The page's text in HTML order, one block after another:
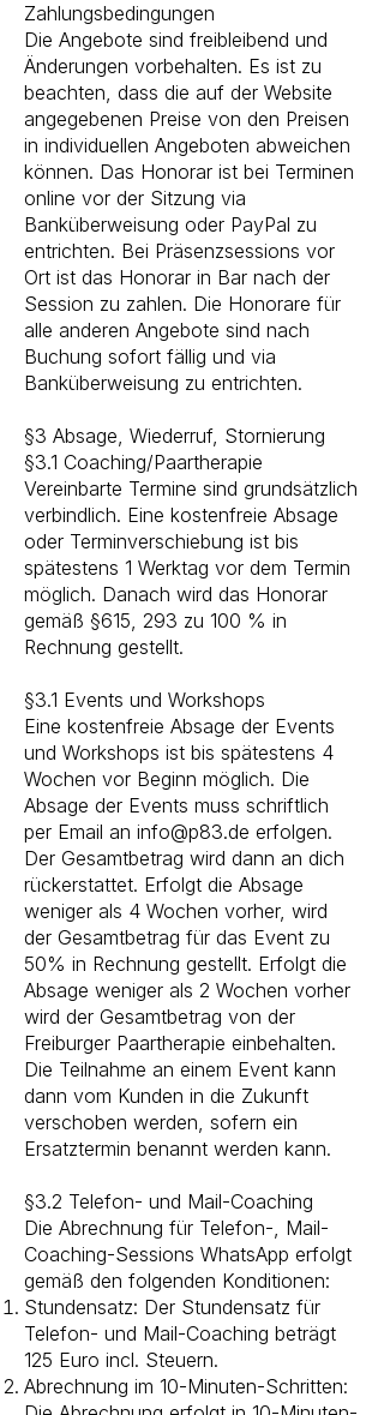
Zahlungsbedingungen​
Die Angebote sind freibleibend und
Änderungen vorbehalten. Es ist zu
beachten, dass die auf der Website
angegebenen Preise von den Preisen
in individuellen Angeboten abweichen
können. Das Honorar ist bei Terminen
online vor der Sitzung via
Banküberweisung oder PayPal zu
entrichten. Bei Präsenzsessions vor
Ort ist das Honorar in Bar nach der
Session zu zahlen. Die Honorare für
alle anderen Angebote sind nach
Buchung sofort fällig und via
Banküberweisung zu entrichten.
§3 Absage, Wiederruf, Stornierung​
§3.1 Coaching/Paartherapie
Vereinbarte Termine sind grundsätzlich
verbindlich. Eine kostenfreie Absage
oder Terminverschiebung ist bis
spätestens 1 Werktag vor dem Termin
möglich. Danach wird das Honorar
gemäß §615, 293 zu 100 % in
Rechnung gestellt.
​§3.1 Events​ und Workshops
Eine kostenfreie Absage der Events
und Workshops ist bis spätestens 4
Wochen vor Beginn möglich. Die
Absage der Events muss schriftlich
per Email an info@p83.de erfolgen.
Der Gesamtbetrag wird dann an dich
rückerstattet. Erfolgt die Absage
weniger als 4 Wochen vorher, wird
der Gesamtbetrag für das Event zu
50% in Rechnung gestellt. Erfolgt die
Absage weniger als 2 Wochen vorher
wird der Gesamtbetrag von der
Freiburger Paartherapie einbehalten.
Die Teilnahme an einem Event kann
dann vom Kunden in die Zukunft
verschoben werden, sofern ein
Ersatztermin benannt werden kann. ​
§3.2 Telefon- und Mail-Coaching
Die Abrechnung für Telefon-, Mail-
Coaching-Sessions WhatsApp erfolgt
gemäß den folgenden Konditionen:
Stundensatz: Der Stundensatz für
Telefon- und Mail-Coaching beträgt
125 Euro incl. Steuern.
Abrechnung im 10-Minuten-Schritten: